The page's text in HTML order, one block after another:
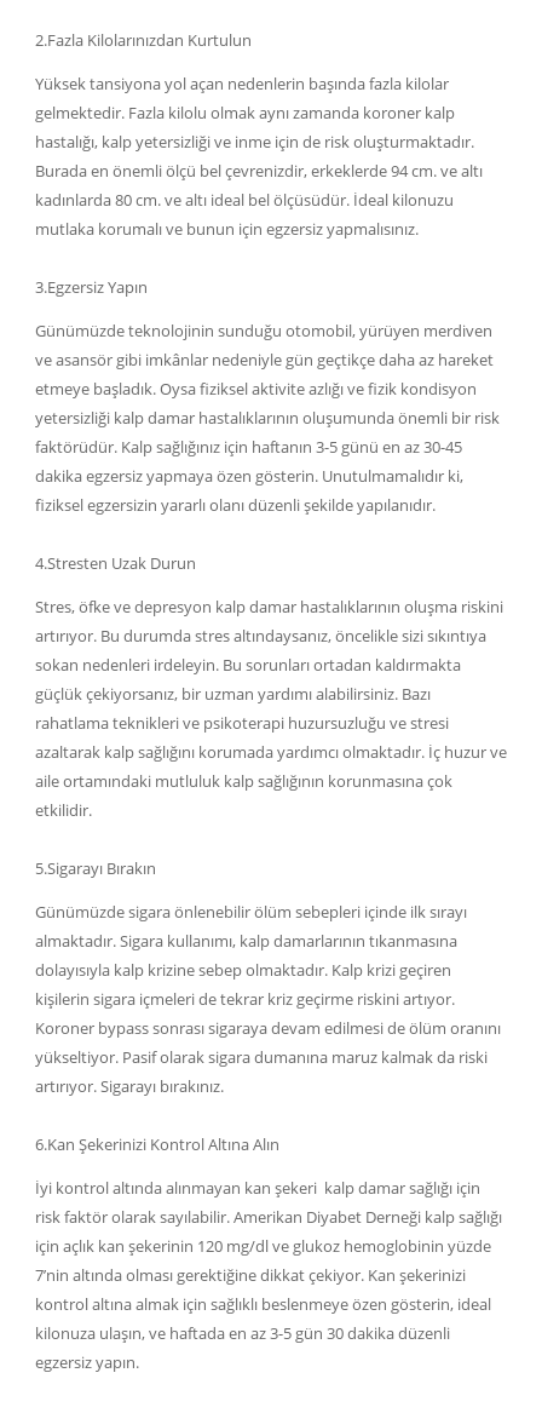
2.Fazla Kilolarınızdan Kurtulun
Yüksek tansiyona yol açan nedenlerin başında fazla kilolar
gelmektedir. Fazla kilolu olmak aynı zamanda koroner kalp
hastalığı, kalp yetersizliği ve inme için de risk oluşturmaktadır.
Burada en önemli ölçü bel çevrenizdir, erkeklerde 94 cm. ve altı
kadınlarda 80 cm. ve altı ideal bel ölçüsüdür. İdeal kilonuzu
mutlaka korumalı ve bunun için egzersiz yapmalısınız.
3.Egzersiz Yapın
Günümüzde teknolojinin sunduğu otomobil, yürüyen merdiven
ve asansör gibi imkânlar nedeniyle gün geçtikçe daha az hareket
etmeye başladık. Oysa fiziksel aktivite azlığı ve fizik kondisyon
yetersizliği kalp damar hastalıklarının oluşumunda önemli bir risk
faktörüdür. Kalp sağlığınız için haftanın 3-5 günü en az 30-45
dakika egzersiz yapmaya özen gösterin. Unutulmamalıdır ki,
fiziksel egzersizin yararlı olanı düzenli şekilde yapılanıdır.
4.Stresten Uzak Durun
Stres, öfke ve depresyon kalp damar hastalıklarının oluşma riskini
artırıyor. Bu durumda stres altındaysanız, öncelikle sizi sıkıntıya
sokan nedenleri irdeleyin. Bu sorunları ortadan kaldırmakta
güçlük çekiyorsanız, bir uzman yardımı alabilirsiniz. Bazı
rahatlama teknikleri ve psikoterapi huzursuzluğu ve stresi
azaltarak kalp sağlığını korumada yardımcı olmaktadır. İç huzur ve
aile ortamındaki mutluluk kalp sağlığının korunmasına çok
etkilidir.
5.Sigarayı Bırakın
Günümüzde sigara önlenebilir ölüm sebepleri içinde ilk sırayı
almaktadır. Sigara kullanımı, kalp damarlarının tıkanmasına
dolayısıyla kalp krizine sebep olmaktadır. Kalp krizi geçiren
kişilerin sigara içmeleri de tekrar kriz geçirme riskini artıyor.
Koroner bypass sonrası sigaraya devam edilmesi de ölüm oranını
yükseltiyor. Pasif olarak sigara dumanına maruz kalmak da riski
artırıyor. Sigarayı bırakınız.
6.Kan Şekerinizi Kontrol Altına Alın
İyi kontrol altında alınmayan kan şekeri kalp damar sağlığı için
risk faktör olarak sayılabilir. Amerikan Diyabet Derneği kalp sağlığı
için açlık kan şekerinin 120 mg/dl ve glukoz hemoglobinin yüzde
7’nin altında olması gerektiğine dikkat çekiyor. Kan şekerinizi
kontrol altına almak için sağlıklı beslenmeye özen gösterin, ideal
kilonuza ulaşın, ve haftada en az 3-5 gün 30 dakika düzenli
egzersiz yapın.